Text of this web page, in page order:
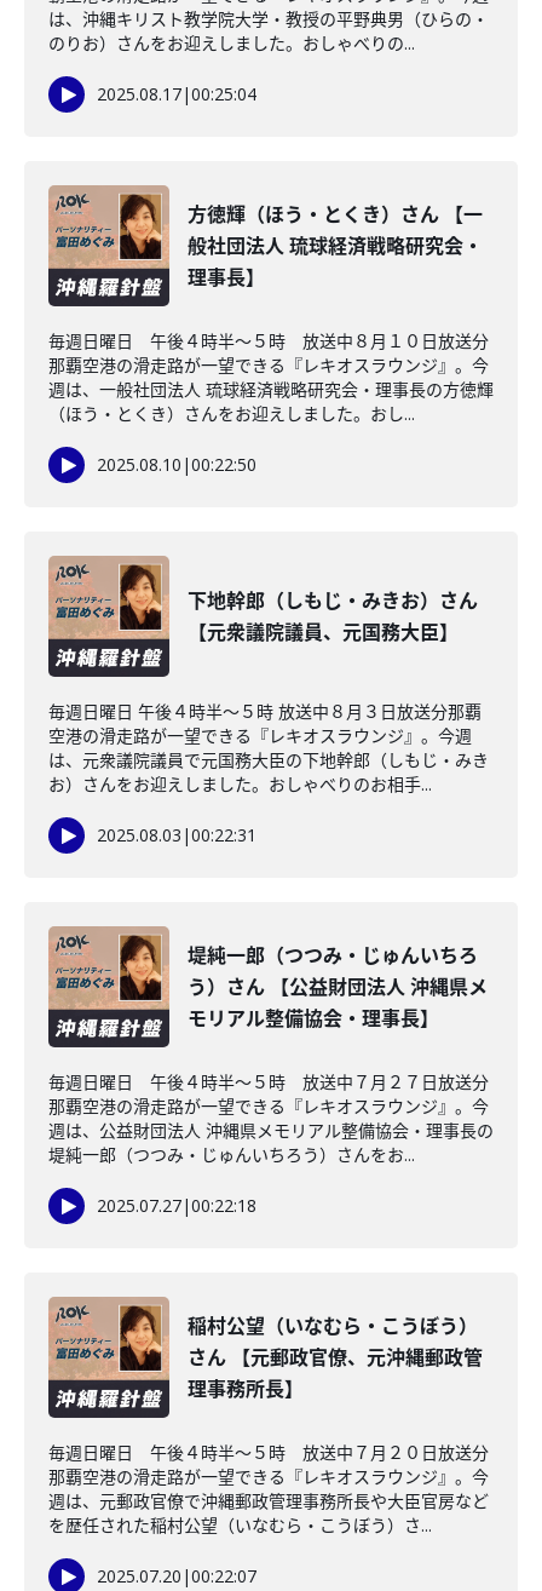
は、沖縄キリスト教学院大学・教授の平野典男（ひらの・
のりお）さんをお迎えしました。おしゃべりの...
2025.08.17|00:25:04
方徳輝（ほう・とくき）さん 【一
般社団法人 琉球経済戦略研究会・
理事長】
毎週日曜日 午後４時半～５時 放送中８月１０日放送分
那覇空港の滑走路が一望できる『レキオスラウンジ』。今
週は、一般社団法人 琉球経済戦略研究会・理事長の方徳輝
（ほう・とくき）さんをお迎えしました。おし...
2025.08.10 |00:22:50
下地幹郎（しもじ・みきお）さん
【元衆議院議員、元国務大臣】
毎週日曜日 午後４時半～５時 放送中８月３日放送分那覇
空港の滑走路が一望できる『レキオスラウンジ』。今週
は、元衆議院議員で元国務大臣の下地幹郎（しもじ・みき
お）さんをお迎えしました。おしゃべりのお相手...
2025.08.03 |00:22:31
堤純一郎（つつみ・じゅんいちろ
う）さん 【公益財団法人 沖縄県メ
モリアル整備協会・理事長】
毎週日曜日 午後４時半～５時 放送中７月２７日放送分
那覇空港の滑走路が一望できる『レキオスラウンジ』。今
週は、公益財団法人 沖縄県メモリアル整備協会・理事長の
堤純一郎（つつみ・じゅんいちろう）さんをお...
2025.07.27|00:22:18
稲村公望（いなむら・こうぼう）
さん 【元郵政官僚、元沖縄郵政管
理事務所長】
毎週日曜日 午後４時半～５時 放送中７月２０日放送分
那覇空港の滑走路が一望できる『レキオスラウンジ』。今
週は、元郵政官僚で沖縄郵政管理事務所長や大臣官房など
を歴任された稲村公望（いなむら・こうぼう）さ...
2025.07.20 |00:22:07